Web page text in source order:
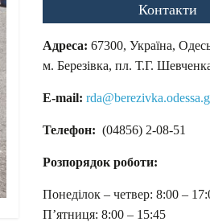
Контакти
Адреса: 67300, Україна,
м. Березівка, пл. Т.Г.
E-mail:
Телефон: (04856) 2-08-51
Розпорядок роботи:
Понеділок – четвер: 8:00 –
П’ятниця: 8:00 – 15:45